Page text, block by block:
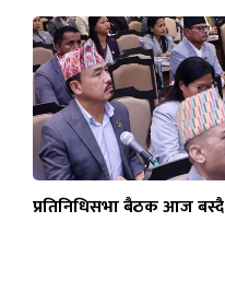
प्रतिनिधिसभा बैठक आज बस्दै